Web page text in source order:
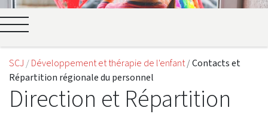
SCJ Développement et thérapie de l'enfant Contacts et
Répartition régionale du personnel
Direction et Répartition